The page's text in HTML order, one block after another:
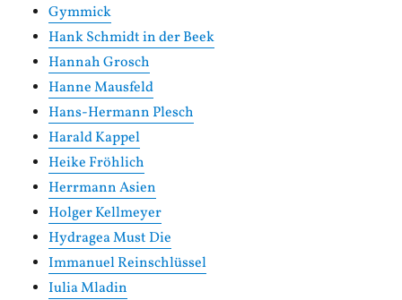
Gymmick
Hank Schmidt in der Beek
Hannah Grosch
Hanne Mausfeld
Hans-Hermann Plesch
Harald Kappel
Heike Fröhlich
Herrmann Asien
Holger Kellmeyer
Hydragea Must Die
Immanuel Reinschlüssel
Iulia Mladin